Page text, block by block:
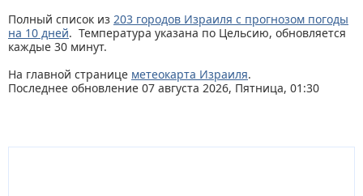
Полный список из 203 городов Израиля с прогнозом погоды
на 10 дней. Температура указана по Цельсию, обновляется
каждые 30 минут.
На главной странице метеокарта Израиля.
Последнее обновление 07 августа 2026, Пятница, 01:30